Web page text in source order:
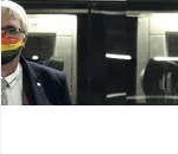
unterstützen
abo
genossenschaft